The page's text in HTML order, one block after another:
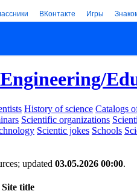
ВКонтакте Игры
History of science Catalogs
Scientific organizations
Scientic jokes Schools
updated 03.05.2026 00:00.
Site title